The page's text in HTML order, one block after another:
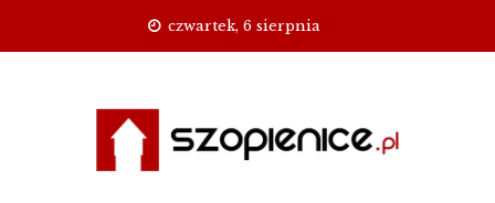
czwartek, 6 sierpnia